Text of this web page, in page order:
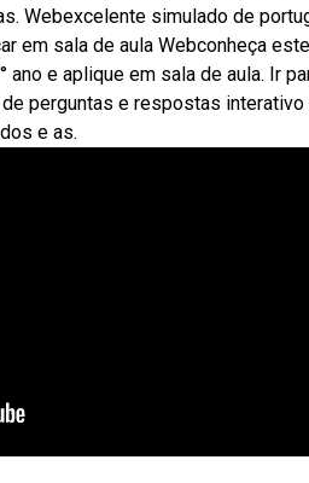
Webexcelente simulado de
em sala de aula Webconheça
e aplique em sala de aula. Ir
perguntas e respostas
e as.